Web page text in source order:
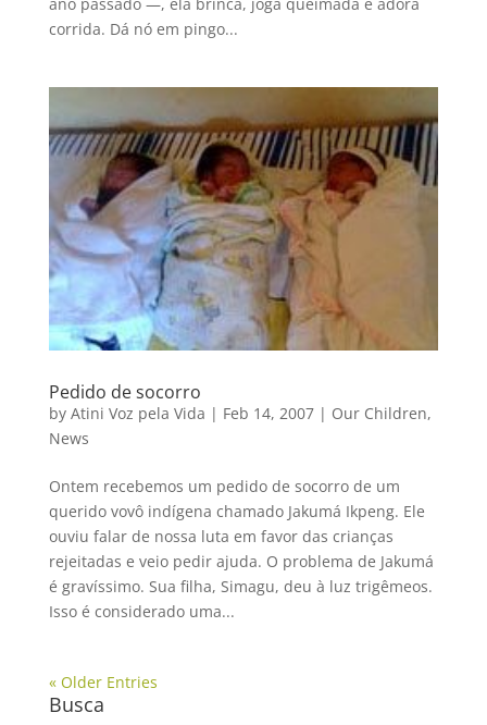
corrida. Dá nó em pingo...
Pedido de socorro
by Atini Voz pela Vida | Feb 14, 2007| Our Children,
News
Ontem recebemos um pedido de socorro de um
querido vovô indígena chamado Jakumá Ikpeng. Ele
ouviu falar de nossa luta em favor das crianças
rejeitadas e veio pedir ajuda. O problema de Jakumá
é gravíssimo. Sua filha, Simagu, deu à luz trigêmeos.
Isso é considerado uma...
« Older Entries
Busca